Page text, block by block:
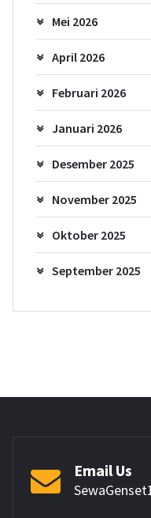
Mei 2026
April 2026
Februari 2026
Januari 2026
Desember 2025
November 2025
Oktober 2025
September 2025
Email Us